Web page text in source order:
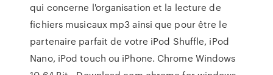
qui concerne l'organisation et la lecture de
fichiers musicaux mp3 ainsi que pour être le
partenaire parfait de votre iPod Shuffle, iPod
Nano, iPod touch ou iPhone. Chrome Windows